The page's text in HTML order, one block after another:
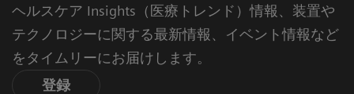
ヘルスケア Insights（医療トレンド）情報、装置や
テクノロジーに関する最新情報、イベント情報など
をタイムリーにお届けします。
登録